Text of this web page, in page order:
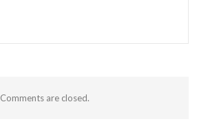
Comments are closed.